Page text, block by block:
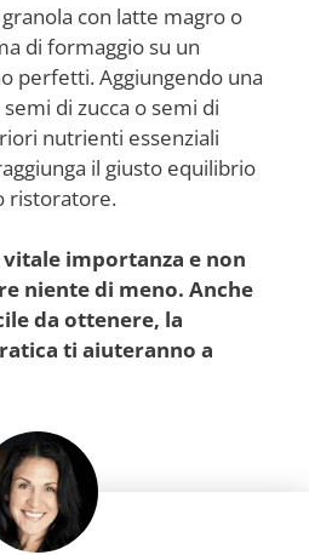
con latte magro o
di formaggio su un
perfetti. Aggiungendo una
di zucca o semi di
nutrienti essenziali
il giusto equilibrio
ristoratore.
importanza e non
niente di meno. Anche
da ottenere, la
ti aiuteranno a